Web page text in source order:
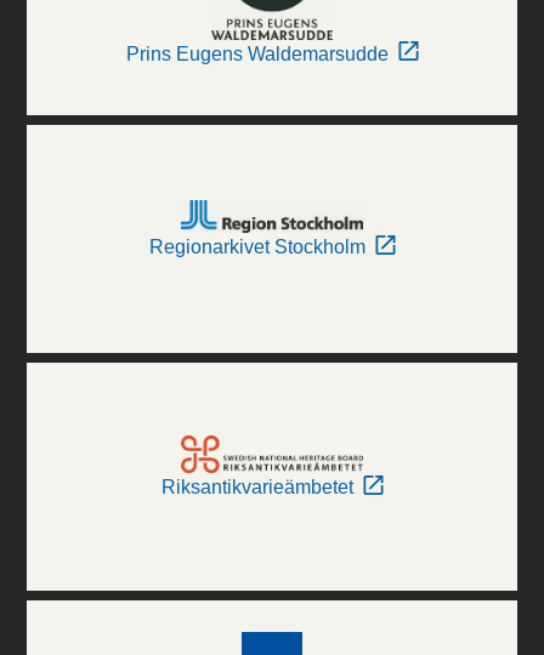
Prins Eugens Waldemarsudde
Regionarkivet Stockholm
Riksantikvarieämbetet